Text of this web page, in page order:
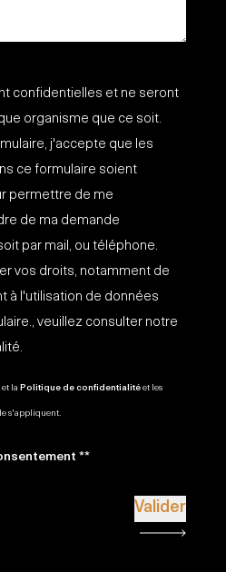
confidentielles et ne seront
organisme que ce soit.
j'accepte que les
ce formulaire soient
permettre de me
de ma demande
par mail, ou téléphone.
vos droits, notamment de
à l'utilisation de données
veuillez consulter notre
la Politique de confidentialitéet les
s'appliquent.
**
Valider